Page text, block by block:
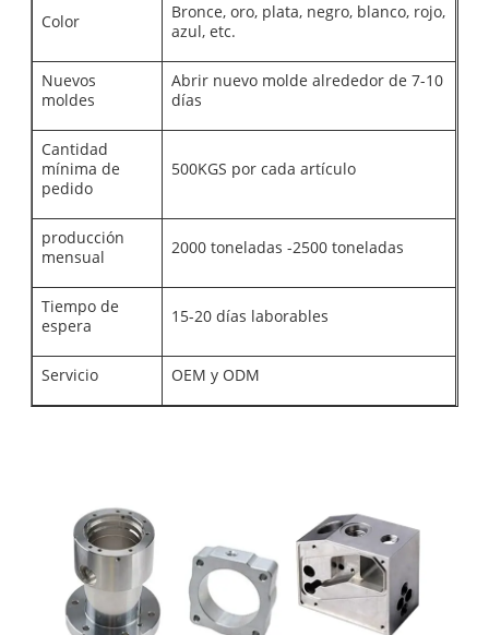
Color
Bronce, oro, plata, negro, blanco, rojo,
azul, etc.
Nuevos
moldes
Abrir nuevo molde alrededor de 7-10
días
Cantidad
mínima de
pedido
500KGS por cada artículo
producción
mensual
2000 toneladas -2500 toneladas
Tiempo de
espera
15-20 días laborables
Servicio OEM y ODM